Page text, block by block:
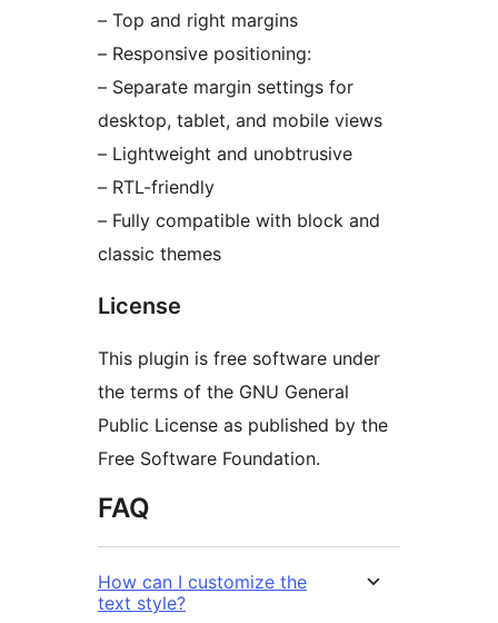
– Top and right margins
– Responsive positioning:
– Separate margin settings for
desktop, tablet, and mobile views
– Lightweight and unobtrusive
– RTL-friendly
– Fully compatible with block and
classic themes
License
This plugin is free software under
the terms of the GNU General
Public License as published by the
Free Software Foundation.
FAQ
How can I customize the
text style?